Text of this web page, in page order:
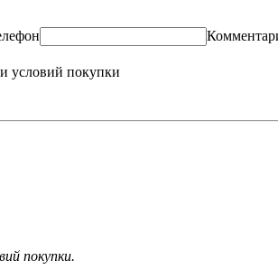
условий покупки
покупки.